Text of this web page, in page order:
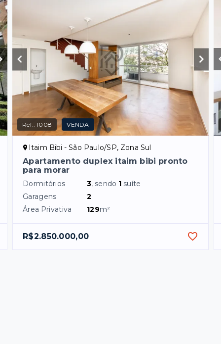
Ref.:1008 VENDA
Itaim Bibi - São Paulo/SP, Zona Sul
Apartamento duplex itaim bibi pronto
para morar
Dormitórios 3, sendo 1 suíte
Garagens
2
Área Privativa
129m²
R$2.850.000,00